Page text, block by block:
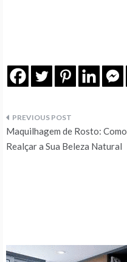
Navegação
de
Maquilhagem de Rosto: Como
Realçar a Sua Beleza Natural